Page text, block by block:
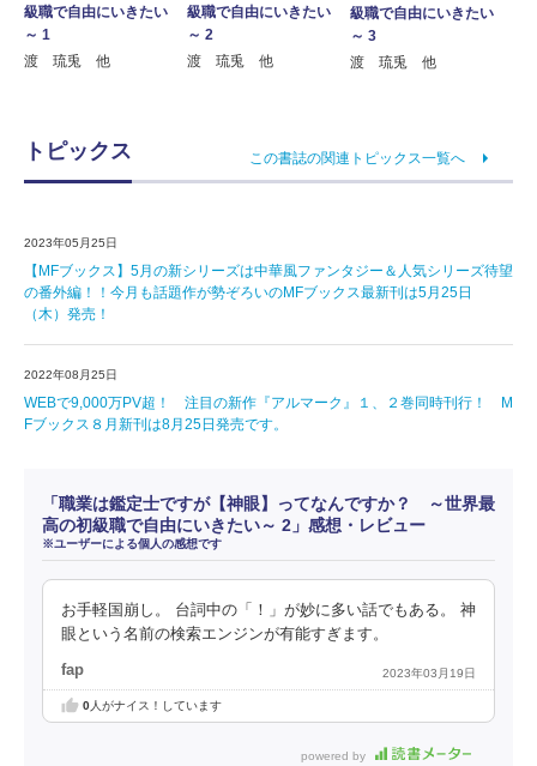
級職で自由にいきたい
～ 1
渡 琉兎 他
級職で自由にいきたい
～ 2
渡 琉兎 他
級職で自由にいきたい
～ 3
渡 琉兎 他
トピックス この書誌の関連トピックス一覧へ
2023年05月25日
【MFブックス】5月の新シリーズは中華風ファンタジー＆人気シリーズ待望
の番外編！！今月も話題作が勢ぞろいのMFブックス最新刊は5月25日
（木）発売！
2022年08月25日
WEBで9,000万PV超！ 注目の新作『アルマーク』１、２巻同時刊行！ M
Fブックス８月新刊は8月25日発売です。
「職業は鑑定士ですが【神眼】ってなんですか？ ～世界最
高の初級職で自由にいきたい～ 2」感想・レビュー
※ユーザーによる個人の感想です
お手軽国崩し。 台詞中の「！」が妙に多い話でもある。 神
眼という名前の検索エンジンが有能すぎます。
fap 2023年03月19日
0人がナイス！しています
powered by